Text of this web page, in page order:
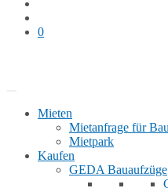
0
Mieten
Mietanfrage für
Mietpark
Kaufen
GEDA Bauaufzüge